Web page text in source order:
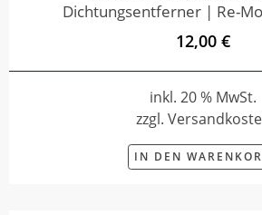
Dichtungsentferner | Re-
12,00 €
inkl. 20 % MwSt.
zzgl.
IN DEN